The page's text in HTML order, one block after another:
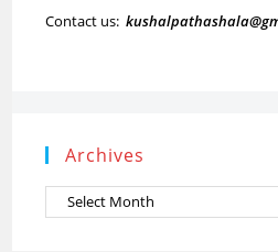
Contact us:
Archives
Archives